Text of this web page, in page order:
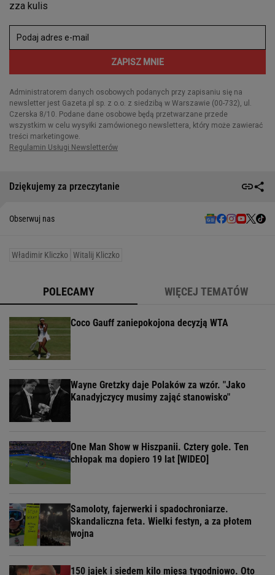
Dziękujemy za przeczytanie
Obserwuj nas
Władimir Kliczko Witalij Kliczko
POLECAMY WIĘCEJ TEMATÓW
Coco Gauff zaniepokojona decyzją WTA
Wayne Gretzky daje Polaków za wzór. "Jako
Kanadyjczycy musimy zająć stanowisko"
One Man Show w Hiszpanii. Cztery gole. Ten
chłopak ma dopiero 19 lat [WIDEO]
Samoloty, fajerwerki i spadochroniarze.
Skandaliczna feta. Wielki festyn, a za płotem
wojna
150 jajek i siedem kilo mięsa tygodniowo. Oto